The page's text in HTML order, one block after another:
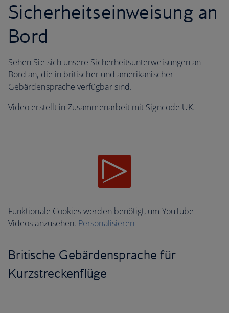
Sicherheitseinweisung an
Bord
Sehen Sie sich unsere Sicherheitsunterweisungen an
Bord an, die in britischer und amerikanischer
Gebärdensprache verfügbar sind.
Video erstellt in Zusammenarbeit mit Signcode UK.
Funktionale Cookies werden benötigt, um YouTube-
Videos anzusehen. Personalisieren
Britische Gebärdensprache für
Kurzstreckenflüge